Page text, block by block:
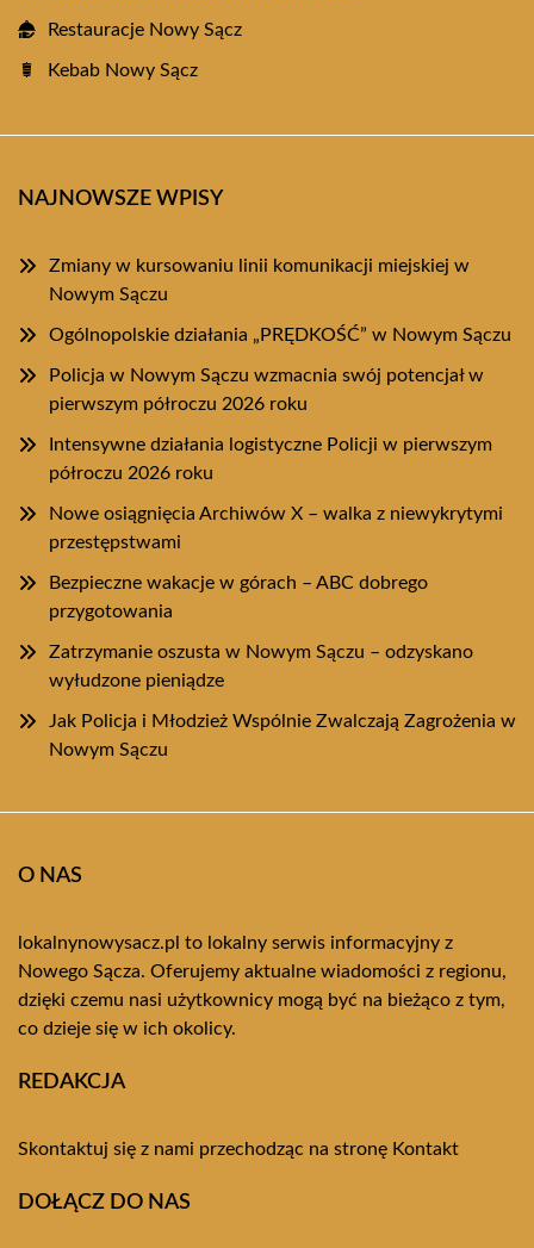
Restauracje Nowy Sącz
Kebab Nowy Sącz
NAJNOWSZE WPISY
Zmiany w kursowaniu linii komunikacji miejskiej w
Nowym Sączu
Ogólnopolskie działania „PRĘDKOŚĆ” w Nowym Sączu
Policja w Nowym Sączu wzmacnia swój potencjał w
pierwszym półroczu 2026 roku
Intensywne działania logistyczne Policji w pierwszym
półroczu 2026 roku
Nowe osiągnięcia Archiwów X – walka z niewykrytymi
przestępstwami
Bezpieczne wakacje w górach – ABC dobrego
przygotowania
Zatrzymanie oszusta w Nowym Sączu – odzyskano
wyłudzone pieniądze
Jak Policja i Młodzież Wspólnie Zwalczają Zagrożenia w
Nowym Sączu
O NAS
lokalnynowysacz.pl to lokalny serwis informacyjny z
Nowego Sącza. Oferujemy aktualne wiadomości z regionu,
dzięki czemu nasi użytkownicy mogą być na bieżąco z tym,
co dzieje się w ich okolicy.
REDAKCJA
Skontaktuj się z nami przechodząc na stronę Kontakt
DOŁĄCZ DO NAS